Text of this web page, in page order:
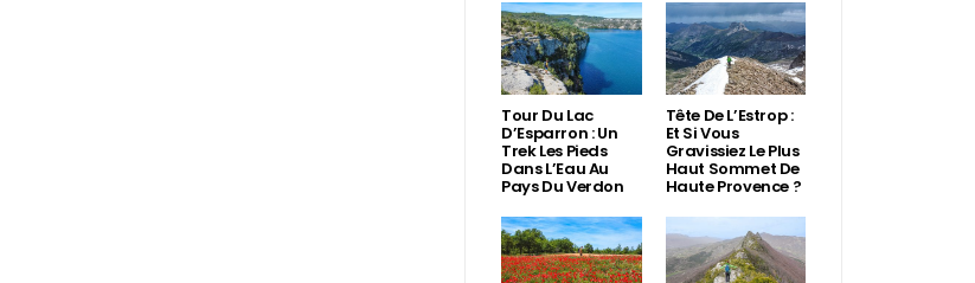
Tour Du Lac
D’Esparron : Un
Trek Les Pieds
Dans L’Eau Au
Pays Du Verdon
Tête De L’Estrop :
Et Si Vous
Gravissiez Le Plus
Haut Sommet De
Haute Provence ?